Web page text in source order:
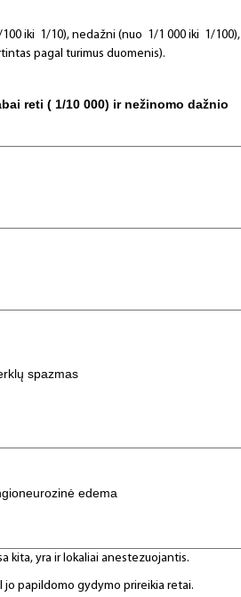
iki 1/10), nedažni (nuo 1/1 000 iki 1/100),
pagal turimus duomenis).
reti ( 1/10 000) ir nežinomo dažnio
spazmas
edema
kita, yra ir lokaliai anestezuojantis.
jo papildomo gydymo prireikia retai.